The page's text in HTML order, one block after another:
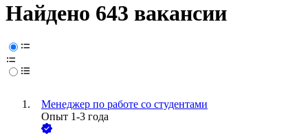
Найдено 643 вакансии
Менеджер по работе со студентами
Опыт 1-3 года